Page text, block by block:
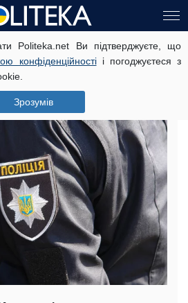
Politeka.net Ви підтверджуєте, що
конфіденційностіі погоджуєтеся з
Зрозумів
кидався на
– фото